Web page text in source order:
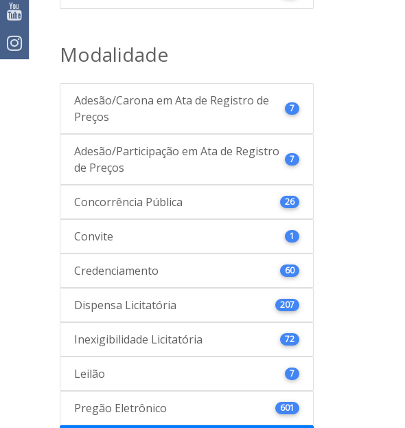
Modalidade
Adesão/Carona em Ata de Registro de
Preços
7
Adesão/Participação em Ata de Registro
de Preços
7
Concorrência Pública 26
Convite 1
Credenciamento 60
Dispensa Licitatória 207
Inexigibilidade Licitatória 72
Leilão 7
Pregão Eletrônico 601